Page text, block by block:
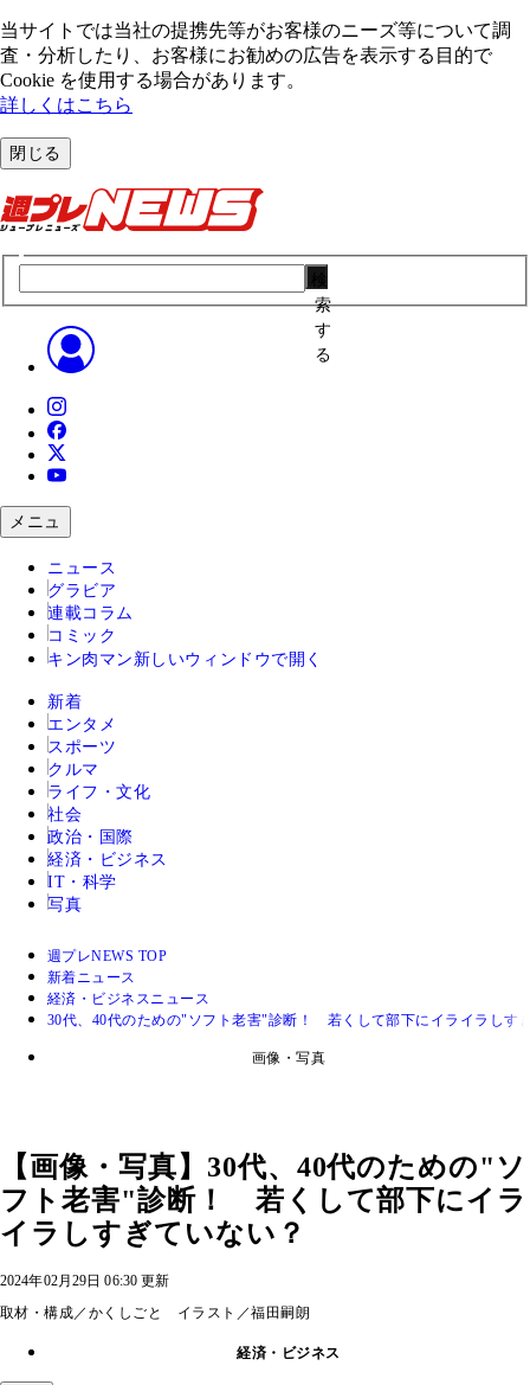
当サイトでは当社の提携先等がお客様のニーズ等について調
査・分析したり、お客様にお勧めの広告を表⽰する⽬的で
Cookie を使⽤する場合があります。
詳しくはこちら
閉じる
索
す
る
メニュ
ニュース
グラビア
連載コラム
コミック
キン肉マン 新しいウィンドウで開く
新着
エンタメ
スポーツ
クルマ
ライフ・文化
社会
政治・国際
経済・ビジネス
IT・科学
写真
週プレNEWS TOP
新着ニュース
経済・ビジネスニュース
30代、40代のための"ソフト老害"診断！ 若くして部下にイライラしす
画像・写真
【画像・写真】30代、40代のための"ソ
フト老害"診断！ 若くして部下にイラ
イラしすぎていない？
2024年02月29日 06:30 更新
取材・構成／かくしごと イラスト／福田嗣朗
経済・ビジネス